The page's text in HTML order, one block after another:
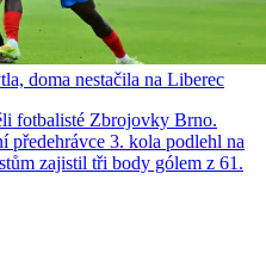
doma nestačila na Liberec
fotbalisté Zbrojovky Brno.
předehrávce 3. kola podlehl na
zajistil tři body gólem z 61.